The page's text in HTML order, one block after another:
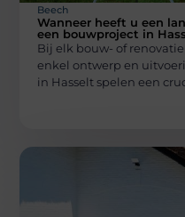
Beech
Wanneer heeft u een
een bouwproject in
Bij elk bouw- of
enkel ontwerp en
in Hasselt spelen een